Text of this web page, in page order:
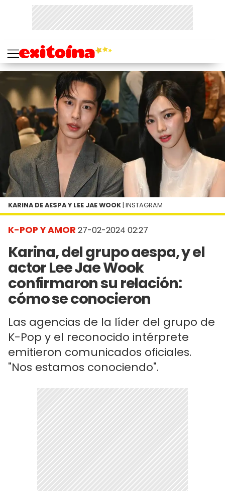
K-POP Y AMOR 27-02-2024 02:27
Karina, del grupo aespa, y el
actor Lee Jae Wook
confirmaron su relación:
cómo se conocieron
Las agencias de la líder del grupo de
K-Pop y el reconocido intérprete
emitieron comunicados oficiales.
"Nos estamos conociendo".
KARINA DE AESPA Y LEE JAE WOOK | INSTAGRAM